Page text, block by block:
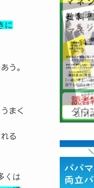
に
う。
まく
る
くは